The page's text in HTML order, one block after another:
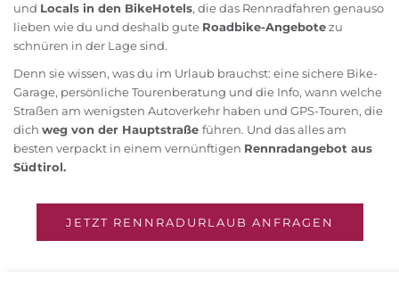
und Locals in den BikeHotels, die das Rennradfahren genauso
lieben wie du und deshalb gute Roadbike-Angebotezu
schnüren in der Lage sind.
Denn sie wissen, was du im Urlaub brauchst: eine sichere Bike-
Garage, persönliche Tourenberatung und die Info, wann welche
Straßen am wenigsten Autoverkehr haben und GPS-Touren, die
dich weg von der Hauptstraße führen. Und das alles am
besten verpackt in einem vernünftigen Rennradangebot aus
Südtirol.
JETZT RENNRADURLAUB ANFRAGEN